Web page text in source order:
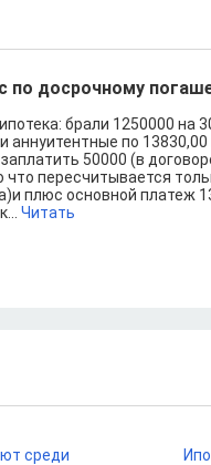
по досрочному
брали 1250000 на
аннуитентные по 13830,00
50000 (в
что пересчитывается
плюс основной платеж
Читать
среди